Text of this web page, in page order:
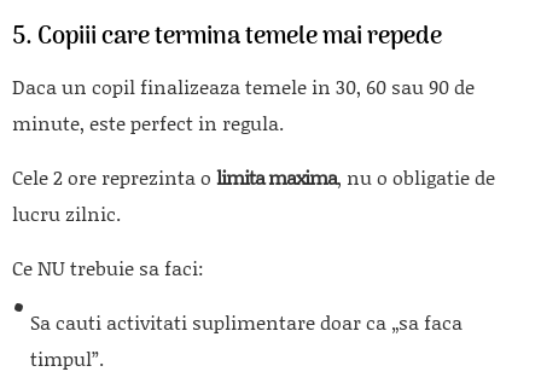
5. Copiii care termina temele mai repede
Daca un copil finalizeaza temele in 30, 60 sau 90 de
minute, este perfect in regula.
Cele 2 ore reprezinta o limita maxima, nu o obligatie de
lucru zilnic.
Ce NU trebuie sa faci:
Sa cauti activitati suplimentare doar ca „sa faca
timpul”.